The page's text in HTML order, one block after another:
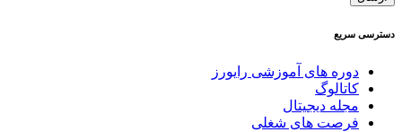
دسترسی سریع
دوره های آموزشی رایورز
کاتالوگ
مجله دیجیتال
فرصت های شغلی